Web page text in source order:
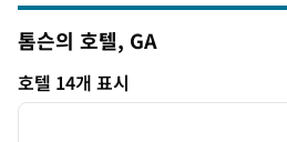
톰슨의 호텔, GA
호텔 14개 표시
호텔 14개 표시
1/12